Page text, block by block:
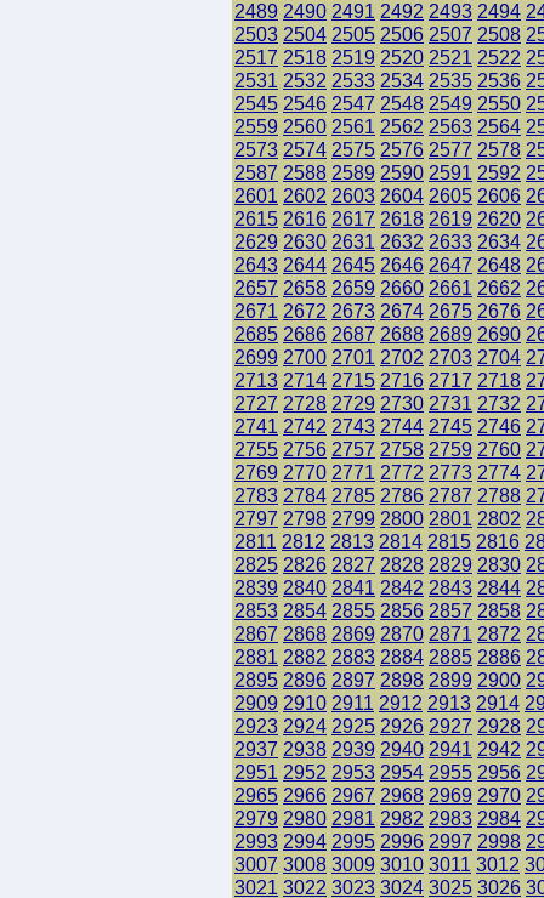
2489 2490 2491 2492 2493 2494
2503 2504 2505 2506 2507 2508
2517 2518 2519 2520 2521 2522
2531 2532 2533 2534 2535 2536
2545 2546 2547 2548 2549 2550
2559 2560 2561 2562 2563 2564
2573 2574 2575 2576 2577 2578
2587 2588 2589 2590 2591 2592
2601 2602 2603 2604 2605 2606
2615 2616 2617 2618 2619 2620
2629 2630 2631 2632 2633 2634
2643 2644 2645 2646 2647 2648
2657 2658 2659 2660 2661 2662
2671 2672 2673 2674 2675 2676
2685 2686 2687 2688 2689 2690
2699 2700 2701 2702 2703 2704
2713 2714 2715 2716 2717 2718
2727 2728 2729 2730 2731 2732
2741 2742 2743 2744 2745 2746
2755 2756 2757 2758 2759 2760
2769 2770 2771 2772 2773 2774
2783 2784 2785 2786 2787 2788
2797 2798 2799 2800 2801 2802
2811 2812 2813 2814 2815 2816
2825 2826 2827 2828 2829 2830
2839 2840 2841 2842 2843 2844
2853 2854 2855 2856 2857 2858
2867 2868 2869 2870 2871 2872
2881 2882 2883 2884 2885 2886
2895 2896 2897 2898 2899 2900
2909 2910 2911 2912 2913 2914
2923 2924 2925 2926 2927 2928
2937 2938 2939 2940 2941 2942
2951 2952 2953 2954 2955 2956
2965 2966 2967 2968 2969 2970
2979 2980 2981 2982 2983 2984
2993 2994 2995 2996 2997 2998
3007 3008 3009 3010 3011 3012
3021 3022 3023 3024 3025 3026